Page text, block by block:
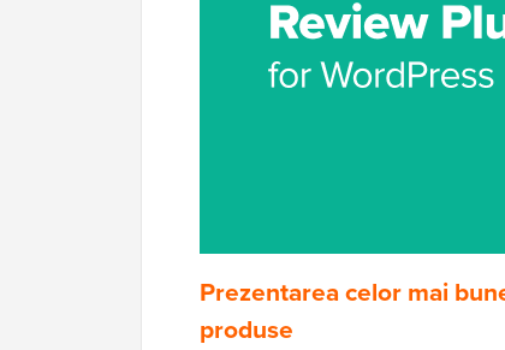
Prezentarea celor mai
produse